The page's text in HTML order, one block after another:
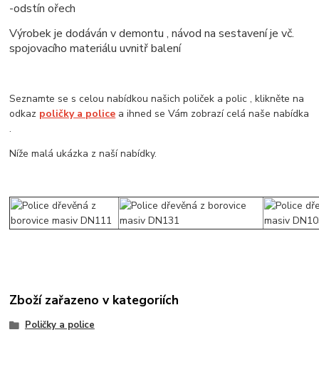
-odstín ořech
Výrobek je dodáván v demontu , návod na sestavení je vč.
spojovacího materiálu uvnitř balení
Seznamte se s celou nabídkou našich poliček a polic , klikněte na
odkaz poličky a police a ihned se Vám zobrazí celá naše nabídka
.
Níže malá ukázka z naší nabídky.
Zboží zařazeno v kategoriích
Poličky a police